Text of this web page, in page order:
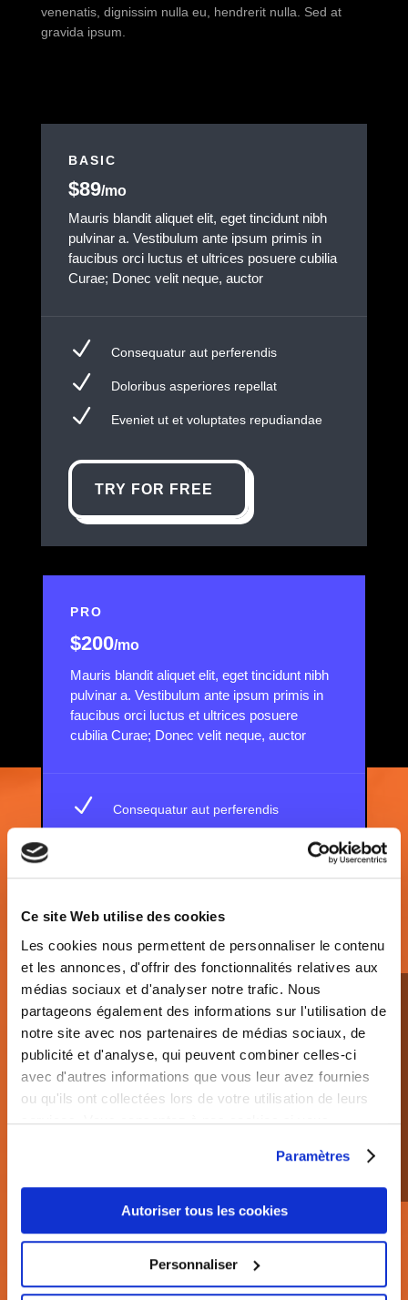
Ce site Web utilise des cookies
Les cookies nous permettent de personnaliser le contenu
et les annonces, d'offrir des fonctionnalités relatives aux
médias sociaux et d'analyser notre trafic. Nous
partageons également des informations sur l'utilisation de
notre site avec nos partenaires de médias sociaux, de
publicité et d'analyse, qui peuvent combiner celles-ci
avec d'autres informations que vous leur avez fournies
ou qu'ils ont collectées lors de votre utilisation de leurs
services. Vous consentez à nos cookies si vous
Paramètres
Autoriser tous les cookies
Personnaliser
venenatis, dignissim nulla eu, hendrerit nulla. Sed at
gravida ipsum.
BASIC
$89/mo
Mauris blandit aliquet elit, eget tincidunt nibh
pulvinar a. Vestibulum ante ipsum primis in
faucibus orci luctus et ultrices posuere cubilia
Curae; Donec velit neque, auctor
N Consequatur aut perferendis
N Doloribus asperiores repellat
N Eveniet ut et voluptates repudiandae
TRY FOR FREE
PRO
$200/mo
Mauris blandit aliquet elit, eget tincidunt nibh
pulvinar a. Vestibulum ante ipsum primis in
faucibus orci luctus et ultrices posuere
cubilia Curae; Donec velit neque, auctor
N Consequatur aut perferendis
N Doloribus asperiores repellat
N Eveniet ut et voluptates repudiandae
N
Temporibus autem quibusdam et aut
officiis
N Consequatur aut perferendis
TRY FOR FREE
ENTERPRISE
/mo
pulvinar a. Vestibulum ante ipsum primis in
faucibus orci luctus et ultrices posuere cubilia